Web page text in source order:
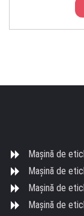
Mașină de
Mașină de
Mașină de
Mașină de